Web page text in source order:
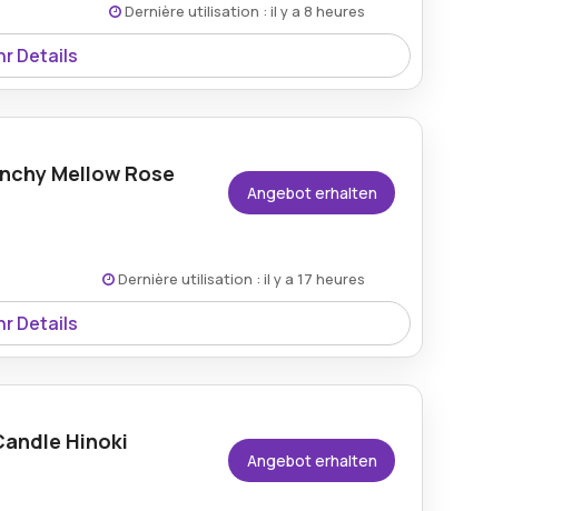
Dernière utilisation : il y a 8 heures
Details
angewendet, wenn beim Checkout ein
wird.
Mellow Rose
Angebot erhalten
Dernière utilisation : il y a 17 heures
Details
einem Preisnachlass von 42% durch das aktive
Hinoki
Angebot erhalten